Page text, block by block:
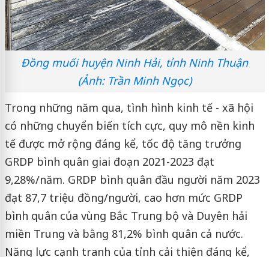
Đồng muối huyện Ninh Hải, tỉnh Ninh Thuận
(Ảnh: Trần Minh Ngọc)
Trong những năm qua, tình hình kinh tế - xã hội
có những chuyển biến tích cực, quy mô nền kinh
tế được mở rộng đáng kể, tốc độ tăng trưởng
GRDP bình quân giai đoạn 2021-2023 đạt
9,28%/năm. GRDP bình quân đầu người năm 2023
đạt 87,7 triệu đồng/người, cao hơn mức GRDP
bình quân của vùng Bắc Trung bộ và Duyên hải
miền Trung và bằng 81,2% bình quân cả nước.
Năng lực cạnh tranh của tỉnh cải thiện đáng kể,